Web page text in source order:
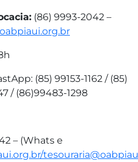
(86) 9993-2042 –
(85) 99153-1162 / (85)
/ (86)99483-1298
– (Whats e